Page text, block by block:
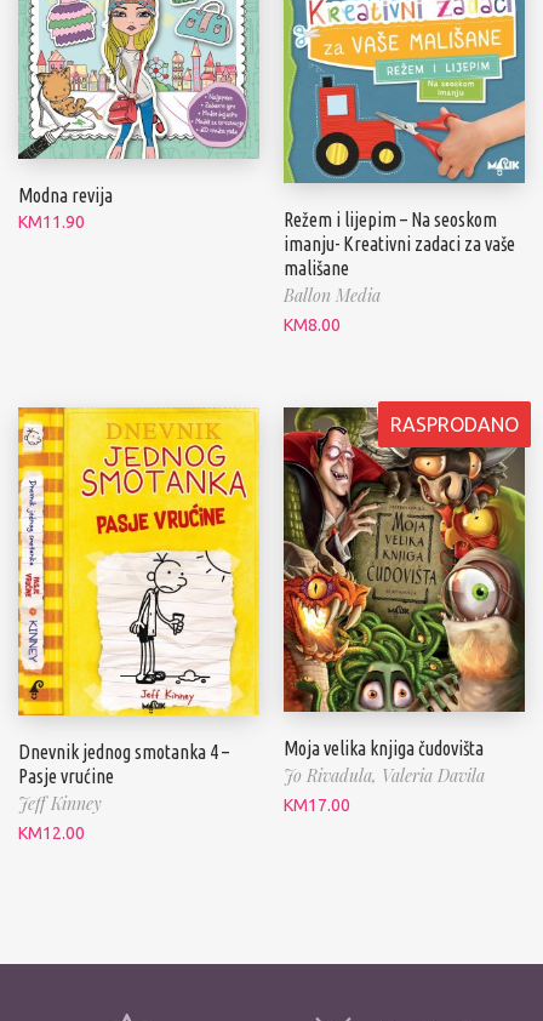
Modna revija
KM11.90
Režem i lijepim – Na seoskom
imanju- Kreativni zadaci za vaše
mališane
Ballon Media
KM8.00
Dnevnik jednog smotanka 4 –
Pasje vrućine
Jeff Kinney
KM12.00
RASPRODANO
Moja velika knjiga čudovišta
Jo Rivadula, Valeria Davila
KM17.00